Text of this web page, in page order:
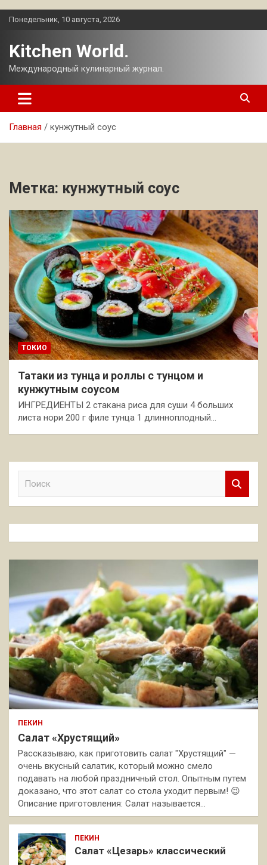
Перейти
Понедельник, 10 августа, 2026
Kitchen World.
Международный кулинарный журнал.
Главная кунжутный соус
Метка: кунжутный соус
ТОКИО
Татаки из тунца и роллы с тунцом и
кунжутным соусом
ИНГРЕДИЕНТЫ 2 стакана риса для суши 4 больших
листа нори 200 г филе тунца 1 длинноплодный…
к
ПЕКИН
Салат «Хрустящий»
Рассказываю, как приготовить салат "Хрустящий" —
очень вкусный салатик, который можно смело
подавать на любой праздничный стол. Опытным путем
доказано, что этот салат со стола уходит первым! 😉
Описание приготовления: Салат называется…
ПЕКИН
Салат «Цезарь» классический